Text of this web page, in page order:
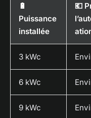
🔋
Puissance
installée
💶
3 kWc
6 kWc
9 kWc